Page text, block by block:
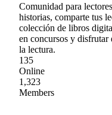
Comunidad para
historias, comparte tus
colección de libros
en concursos y disfrutar
la lectura.
135
Online
1,323
Members